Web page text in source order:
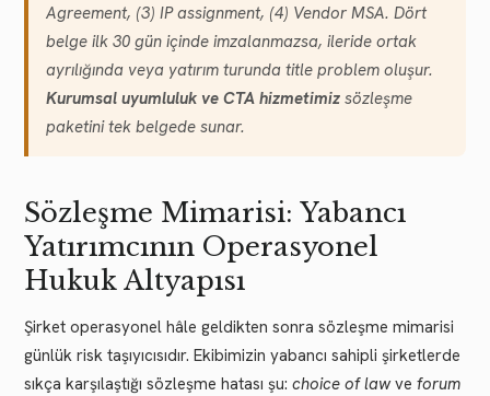
Agreement, (3) IP assignment, (4) Vendor MSA. Dört
belge ilk 30 gün içinde imzalanmazsa, ileride ortak
ayrılığında veya yatırım turunda title problem oluşur.
Kurumsal uyumluluk ve CTA hizmetimiz sözleşme
paketini tek belgede sunar.
Sözleşme Mimarisi: Yabancı
Yatırımcının Operasyonel
Hukuk Altyapısı
Şirket operasyonel hâle geldikten sonra sözleşme mimarisi
günlük risk taşıyıcısıdır. Ekibimizin yabancı sahipli şirketlerde
sıkça karşılaştığı sözleşme hatası şu: choice of lawve forum